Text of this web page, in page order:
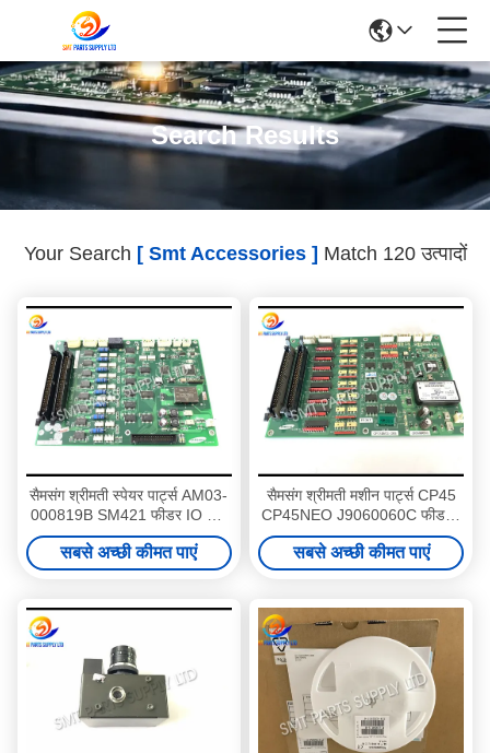
Search Results
Your Search [ Smt Accessories ] Match 120 उत्पादों
सैमसंग श्रीमती स्पेयर पार्ट्स AM03-
000819B SM421 फीडर IO बोर्ड
J91741070B
सबसे अच्छी कीमत पाएं
सैमसंग श्रीमती मशीन पार्ट्स CP45
CP45NEO J9060060C फीडर I
/ F बोर्ड Y
सबसे अच्छी कीमत पाएं